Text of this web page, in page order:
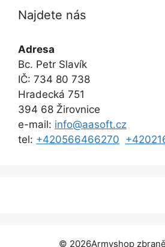
Najdete nás
Adresa
Bc. Petr Slavík
IČ: 734 80 738
Hradecká 751
394 68 Žirovnice
e-mail: info@aasoft.cz
tel: +420566466270
© 2026Armyshop